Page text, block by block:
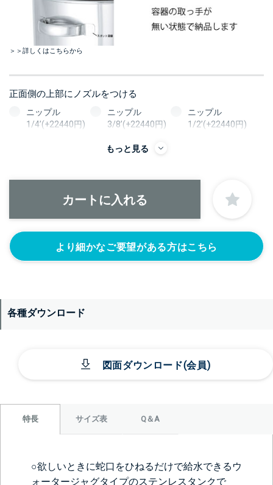
＞＞詳しくはこちらから
正面側の上部にノズルをつける
ニップル
1/4’(+22440円)
ニップル
3/8’(+22440円)
ニップル
1/2’(+22440円)
ソケット
3/8’(+22440円)
もっと見る
より細かなご要望がある方はこちら
各種ダウンロード
図面ダウンロード(会員)
特長 サイズ表 Q＆A
○欲しいときに蛇口をひねるだけで給水できるウ
ォータージャグタイプのステンレスタンクで